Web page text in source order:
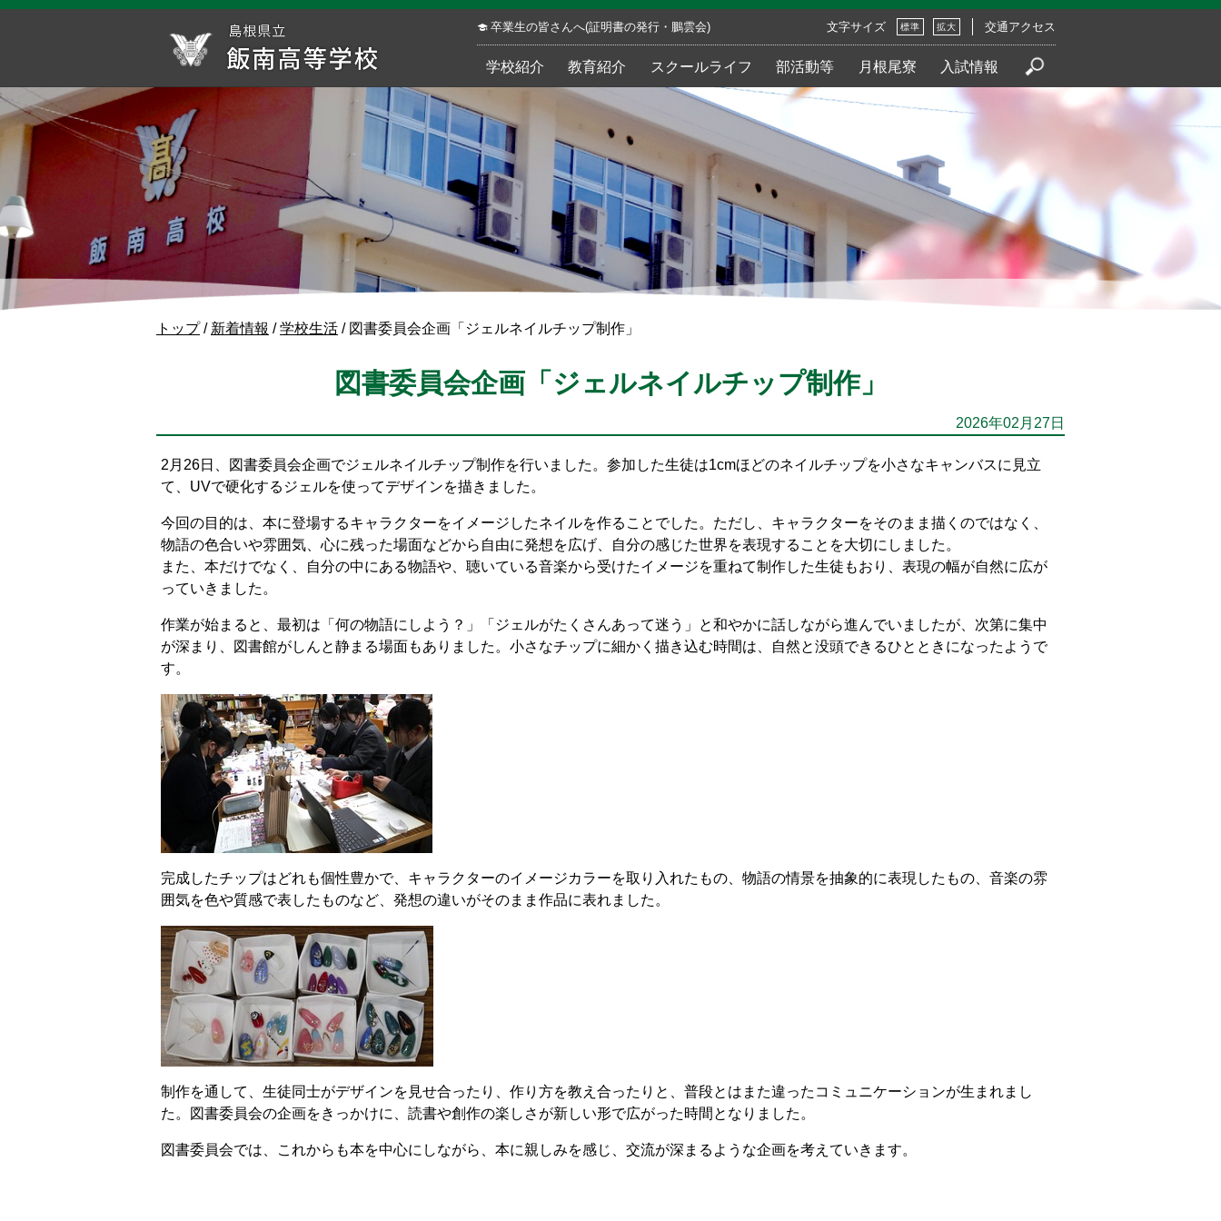
このページの本文へ
卒業生の皆さんへ(証明書の発行・鵬雲会) 文字サイズ 標準 拡大 交通アクセス
学校紹介 教育紹介 スクールライフ 部活動等 月根尾寮 入試情報
現
トップ/ 新着情報 /学校生活 / 図書委員会企画「ジェルネイルチップ制作」
図書委員会企画「ジェルネイルチップ制作」
2026年02月27日
2月26日、図書委員会企画でジェルネイルチップ制作を行いました。参加した生徒は1cmほどのネイルチップを小さなキャンバスに見立
て、UVで硬化するジェルを使ってデザインを描きました。
今回の目的は、本に登場するキャラクターをイメージしたネイルを作ることでした。ただし、キャラクターをそのまま描くのではなく、
物語の色合いや雰囲気、心に残った場面などから自由に発想を広げ、自分の感じた世界を表現することを大切にしました。
また、本だけでなく、自分の中にある物語や、聴いている音楽から受けたイメージを重ねて制作した生徒もおり、表現の幅が自然に広が
っていきました。
作業が始まると、最初は「何の物語にしよう？」「ジェルがたくさんあって迷う」と和やかに話しながら進んでいましたが、次第に集中
が深まり、図書館がしんと静まる場面もありました。小さなチップに細かく描き込む時間は、自然と没頭できるひとときになったようで
す。
完成したチップはどれも個性豊かで、キャラクターのイメージカラーを取り入れたもの、物語の情景を抽象的に表現したもの、音楽の雰
囲気を色や質感で表したものなど、発想の違いがそのまま作品に表れました。
制作を通して、生徒同士がデザインを見せ合ったり、作り方を教え合ったりと、普段とはまた違ったコミュニケーションが生まれまし
た。図書委員会の企画をきっかけに、読書や創作の楽しさが新しい形で広がった時間となりました。
図書委員会では、これからも本を中心にしながら、本に親しみを感じ、交流が深まるような企画を考えていきます。